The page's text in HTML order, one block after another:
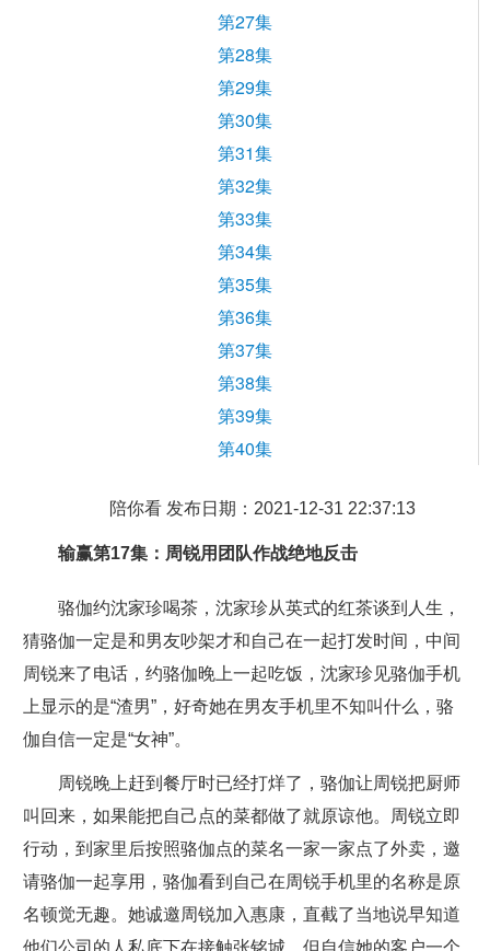
第27集
第28集
第29集
第30集
第31集
第32集
第33集
第34集
第35集
第36集
第37集
第38集
第39集
第40集
陪你看 发布日期：2021-12-31 22:37:13
输赢第17集：周锐用团队作战绝地反击
骆伽约沈家珍喝茶，沈家珍从英式的红茶谈到人生，
猜骆伽一定是和男友吵架才和自己在一起打发时间，中间
周锐来了电话，约骆伽晚上一起吃饭，沈家珍见骆伽手机
上显示的是“渣男”，好奇她在男友手机里不知叫什么，骆
伽自信一定是“女神”。
周锐晚上赶到餐厅时已经打烊了，骆伽让周锐把厨师
叫回来，如果能把自己点的菜都做了就原谅他。周锐立即
行动，到家里后按照骆伽点的菜名一家一家点了外卖，邀
请骆伽一起享用，骆伽看到自己在周锐手机里的名称是原
名顿觉无趣。她诚邀周锐加入惠康，直截了当地说早知道
他们公司的人私底下在接触张铭城，但自信她的客户一个